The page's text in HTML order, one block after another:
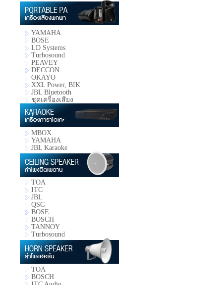
YAMAHA
BOSE
LD Systems
Turbosound
PEAVEY
DECCON
OKAYO
XXL Power, BIK
JBL Bluetooth
ชุดเครื่องเสียง
MBOX
YAMAHA
JBL Karaoke
TOA
ITC
JBL
QSC
BOSE
BOSCH
TANNOY
Turbosound
TOA
BOSCH